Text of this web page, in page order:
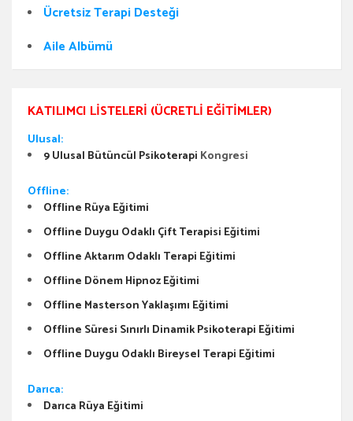
Ücretsiz Terapi Desteği
Aile Albümü
KATILIMCI LISTELERI (ÜCRETLI EĞITIMLER)
Ulusal:
9 Ulusal Bütüncül Psikoterapi Kongresi
Offline:
Offline Rüya Eğitimi
Offline Duygu Odaklı Çift Terapisi Eğitimi
Offline Aktarım Odaklı Terapi Eğitimi
Offline Dönem Hipnoz Eğitimi
Offline Masterson Yaklaşımı Eğitimi
Offline Süresi Sınırlı Dinamik Psikoterapi Eğitimi
Offline Duygu Odaklı Bireysel Terapi Eğitimi
Darıca:
Darıca Rüya Eğitimi